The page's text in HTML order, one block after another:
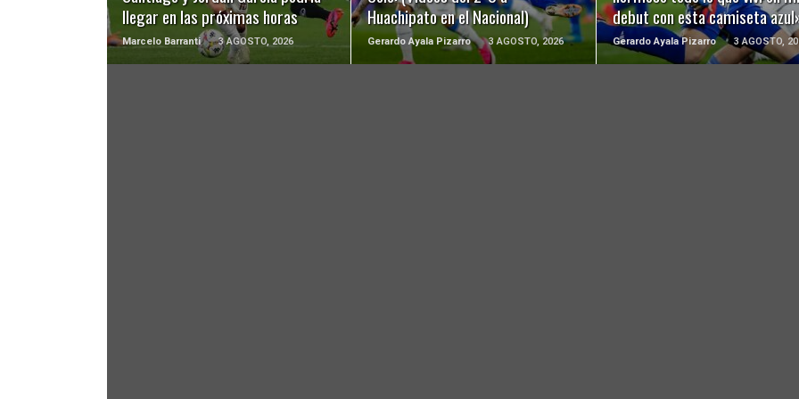
llegar en las próximas horas
Marcelo Barranti 3 AGOSTO, 2026
Huachipato en el Nacional)
Gerardo Ayala Pizarro 3 AGOSTO, 2026
debut con esta camiseta
Gerardo Ayala Pizarro 3 AGOSTO,